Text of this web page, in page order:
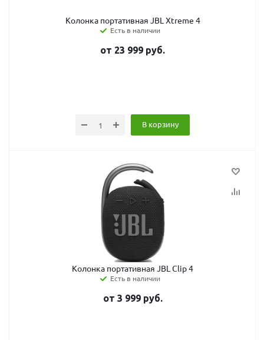
Колонка портативная JBL Xtreme 4
Есть в наличии
от 23 999 руб.
В корзину
Колонка портативная JBL Clip 4
Есть в наличии
от 3 999руб.